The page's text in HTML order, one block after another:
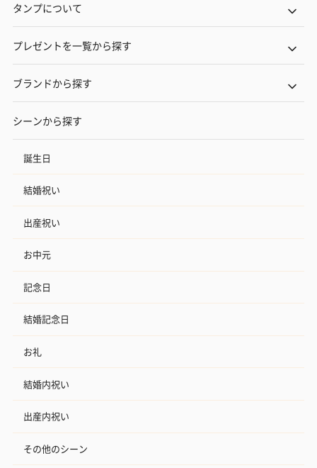
タンプについて
プレゼントを一覧から探す
ブランドから探す
シーンから探す
誕生日
結婚祝い
出産祝い
お中元
記念日
結婚記念日
お礼
結婚内祝い
出産内祝い
その他のシーン